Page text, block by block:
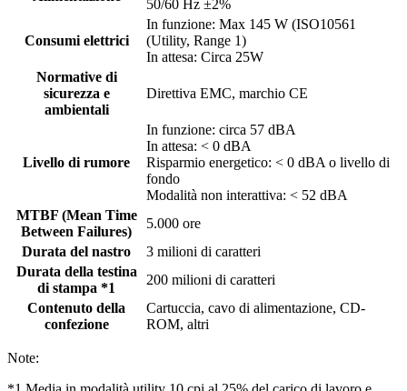
50/60 Hz ±2%
Consumi elettrici
In funzione: Max 145 W (ISO10561
(Utility, Range 1)
In attesa: Circa 25W
Normative di
sicurezza e
ambientali
Direttiva EMC, marchio CE
Livello di rumore
In funzione: circa 57 dBA
In attesa: < 0 dBA
Risparmio energetico: < 0 dBA o livello di
fondo
Modalità non interattiva: < 52 dBA
MTBF (Mean Time
Between Failures)
5.000 ore
Durata del nastro
3 milioni di caratteri
Durata della testina
di stampa *1
200 milioni di caratteri
Contenuto della
confezione
Cartuccia, cavo di alimentazione, CD-
ROM, altri
Note: